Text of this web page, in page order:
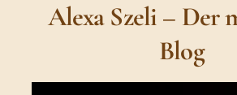
Alexa Szeli – Der
Blog